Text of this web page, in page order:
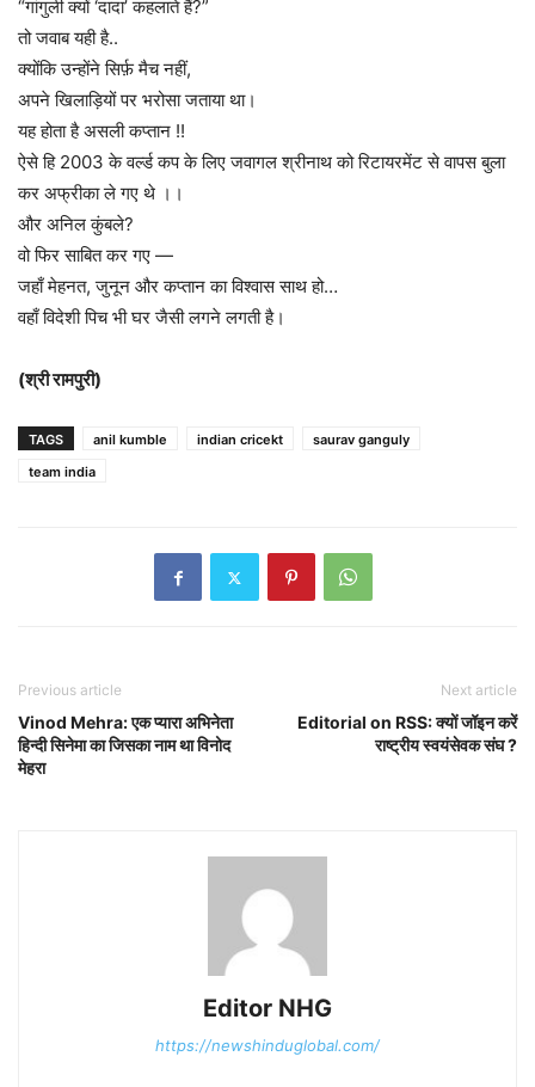
“गांगुली क्यों ‘दादा’ कहलाते हैं?”
तो जवाब यही है..
क्योंकि उन्होंने सिर्फ़ मैच नहीं,
अपने खिलाड़ियों पर भरोसा जताया था।
यह होता है असली कप्तान !!
ऐसे हि 2003 के वर्ल्ड कप के लिए जवागल श्रीनाथ को रिटायरमेंट से वापस बुला
कर अफ्रीका ले गए थे ।।
और अनिल कुंबले?
वो फिर साबित कर गए —
जहाँ मेहनत, जुनून और कप्तान का विश्वास साथ हो…
वहाँ विदेशी पिच भी घर जैसी लगने लगती है।
(श्री रामपुरी)
TAGS anil kumble indian cricekt
saurav ganguly
team india
Previous article
Vinod Mehra: एक प्यारा अभिनेता
हिन्दी सिनेमा का जिसका नाम था विनोद
मेहरा
Next article
Editorial on RSS: क्यों जॉइन करें
राष्ट्रीय स्वयंसेवक संघ ?
Editor NHG
https://newshinduglobal.com/